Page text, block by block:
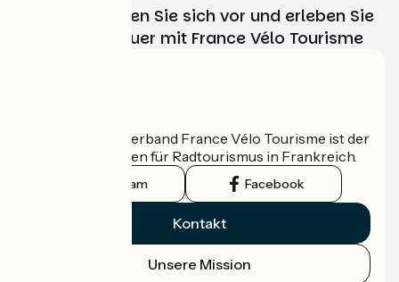
Wählen, bereiten Sie sich vor und erleben Sie
Ihr Radabenteuer mit France Vélo Tourisme
Der nationale Verband France Vélo Tourisme ist der
offizielle Leitfaden für Radtourismus in Frankreich.
Instagram Facebook
Kontakt
Unsere Mission